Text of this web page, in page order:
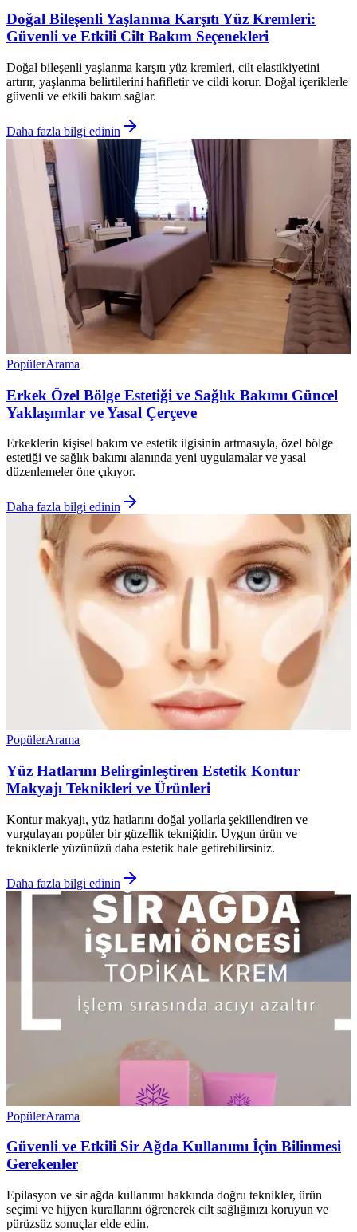
Doğal Bileşenli Yaşlanma Karşıtı Yüz Kremleri:
Güvenli ve Etkili Cilt Bakım Seçenekleri
Doğal bileşenli yaşlanma karşıtı yüz kremleri, cilt elastikiyetini
artırır, yaşlanma belirtilerini hafifletir ve cildi korur. Doğal içeriklerle
güvenli ve etkili bakım sağlar.
Daha fazla bilgi edinin
PopülerArama
Erkek Özel Bölge Estetiği ve Sağlık Bakımı Güncel
Yaklaşımlar ve Yasal Çerçeve
Erkeklerin kişisel bakım ve estetik ilgisinin artmasıyla, özel bölge
estetiği ve sağlık bakımı alanında yeni uygulamalar ve yasal
düzenlemeler öne çıkıyor.
Daha fazla bilgi edinin
PopülerArama
Yüz Hatlarını Belirginleştiren Estetik Kontur
Makyajı Teknikleri ve Ürünleri
Kontur makyajı, yüz hatlarını doğal yollarla şekillendiren ve
vurgulayan popüler bir güzellik tekniğidir. Uygun ürün ve
tekniklerle yüzünüzü daha estetik hale getirebilirsiniz.
Daha fazla bilgi edinin
PopülerArama
Güvenli ve Etkili Sir Ağda Kullanımı İçin Bilinmesi
Gerekenler
Epilasyon ve sir ağda kullanımı hakkında doğru teknikler, ürün
seçimi ve hijyen kurallarını öğrenerek cilt sağlığınızı koruyun ve
pürüzsüz sonuçlar elde edin.